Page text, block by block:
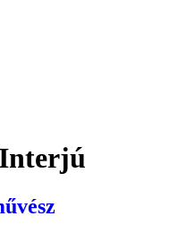
Interjú